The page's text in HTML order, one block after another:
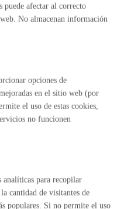
puede afectar al correcto
No almacenan información
opciones de
en el sitio web (por
el uso de estas cookies,
no funcionen
para recopilar
cantidad de visitantes de
populares. Si no permite el uso